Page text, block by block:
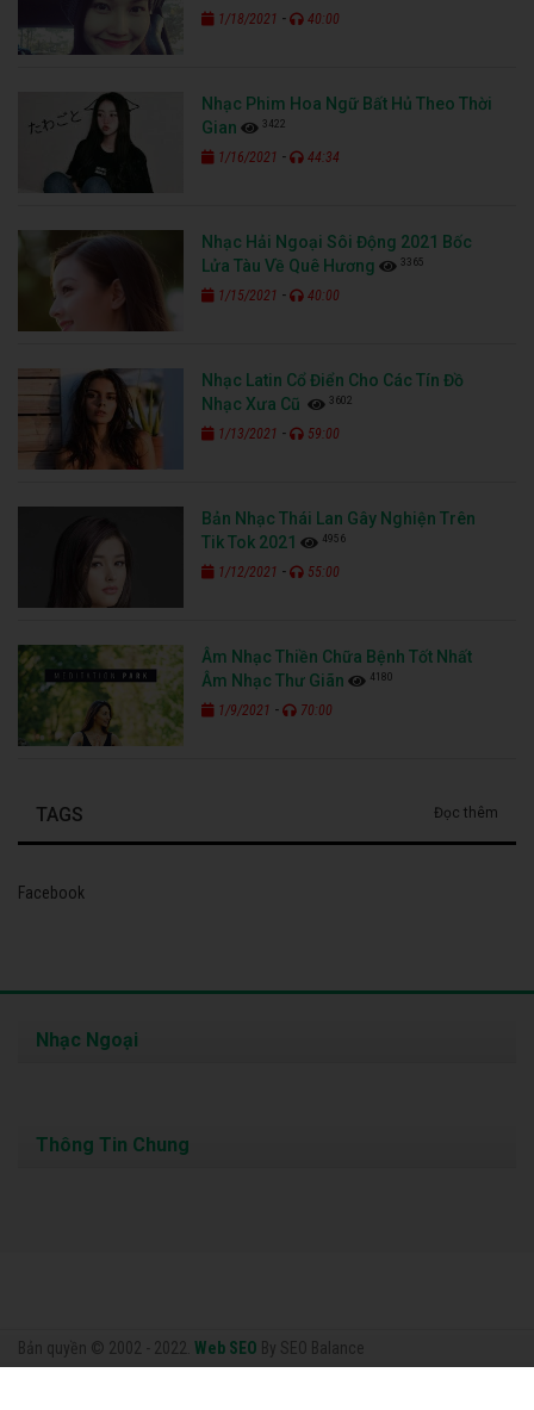
1/18/2021 - 40:00
Nhạc Phim Hoa Ngữ Bất Hủ Theo Thời
Gian
3422
1/16/2021 - 44:34
Nhạc Hải Ngoại Sôi Động 2021 Bốc
Lửa Tàu Về Quê Hương
3365
1/15/2021 - 40:00
Nhạc Latin Cổ Điển Cho Các Tín Đồ
Nhạc Xưa Cũ
3602
1/13/2021 - 59:00
Bản Nhạc Thái Lan Gây Nghiện Trên
Tik Tok 2021
4956
1/12/2021 - 55:00
Âm Nhạc Thiền Chữa Bệnh Tốt Nhất
Âm Nhạc Thư Giãn
4180
1/9/2021 - 70:00
TAGS Đọc thêm
Facebook
Bản quyền © 2002 - 2022. Web SEO By SEO Balance
Nhạc Ngoại
Thông Tin Chung